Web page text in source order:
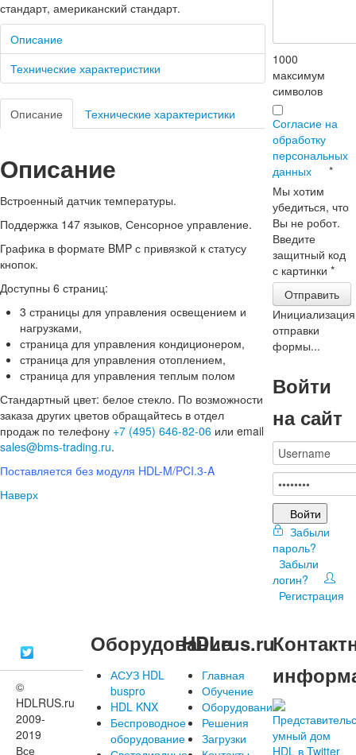
стандарт, американский стандарт.
Описание
Технические характеристики
Описание Технические характеристики
Описание
Встроенный датчик температуры.
Поддержка 147 языков, Сенсорное управление.
Графика в формате BMP с привязкой к статусу
кнопок.
Доступны 6 страниц:
3 страницы для управления освещением и
нагрузками,
страница для управления кондиционером,
страница для управления отоплением,
страница для управления теплым полом
Стандартный цвет: белое стекло. По возможности
заказа других цветов обращайтесь в отдел
продаж по телефону +7 (495) 646-82-06 или email
sales@bms-trading.ru.
Поставляется без модуля HDL-M/PCI.3-A
Наверх
1000
максимум
символов
Согласие на
обработку
персональных
данных
*
Мы хотим
убедиться, что
Вы не робот.
Введите
защитный код
с картинки*
Отправить
Инициализация
отправки
формы...
Войти
на сайт
Войти
Забыли
пароль?
Забыли
логин?
Регистрация
©
HDLRUS.ru
2009-
2019
Все
Оборудование
АСУЗ HDL
buspro
HDL KNX
Беспроводное
оборудование
HDLrus.ru
Главная
Обучение
Оборудование
Решения
Загрузки